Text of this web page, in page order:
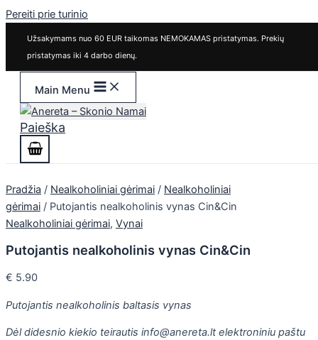
Pereiti prie turinio
Užsakymams nuo 60 EUR taikomas NEMOKAMAS pristatymas. Prekių
pristatymas iki 4 darbo dienų.
Main Menu
Paieška
Pradžia / Nealkoholiniai gėrimai / Nealkoholiniai
gėrimai / Putojantis nealkoholinis vynas Cin&Cin
Nealkoholiniai gėrimai, Vynai
Putojantis nealkoholinis vynas Cin&Cin
€ 5.90
Putojantis nealkoholinis baltasis vynas
Dėl didesnio kiekio teirautis info@anereta.lt elektroniniu paštu